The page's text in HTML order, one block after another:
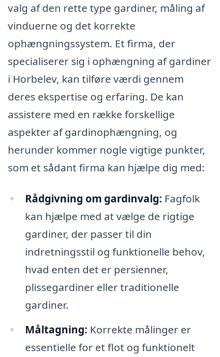
valg af den rette type gardiner, måling af
vinduerne og det korrekte
ophængningssystem. Et firma, der
specialiserer sig i ophængning af gardiner
i Horbelev, kan tilføre værdi gennem
deres ekspertise og erfaring. De kan
assistere med en række forskellige
aspekter af gardinophængning, og
herunder kommer nogle vigtige punkter,
som et sådant firma kan hjælpe dig med:
Rådgivning om gardinvalg: Fagfolk
kan hjælpe med at vælge de rigtige
gardiner, der passer til din
indretningsstil og funktionelle behov,
hvad enten det er persienner,
plissegardiner eller traditionelle
gardiner.
Måltagning: Korrekte målinger er
essentielle for et flot og funktionelt